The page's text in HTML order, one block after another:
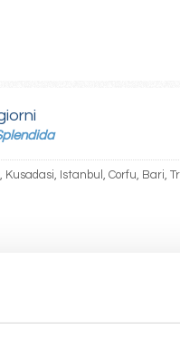
Istanbul, Corfu, Bari,